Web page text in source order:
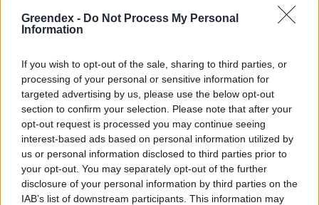
Greendex - Do Not Process My Personal
Information
If you wish to opt-out of the sale, sharing to third parties, or
processing of your personal or sensitive information for
targeted advertising by us, please use the below opt-out
section to confirm your selection. Please note that after your
opt-out request is processed you may continue seeing
interest-based ads based on personal information utilized by
us or personal information disclosed to third parties prior to
your opt-out. You may separately opt-out of the further
disclosure of your personal information by third parties on the
IAB’s list of downstream participants. This information may
szombaton a Budapesti
Állatkertben
Greendex Szemle
Margitsziget – Budapest zöld szíve
Greendex